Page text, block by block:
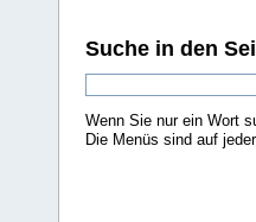
Suche in den
Wenn Sie nur ein Wort
Die Menüs sind auf